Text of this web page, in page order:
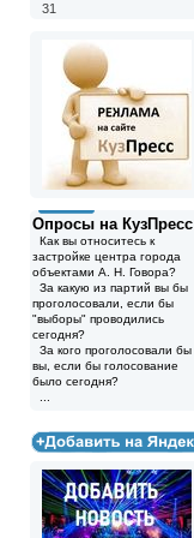
31
Опросы на КузПресс
Как вы относитесь к
застройке центра города
объектами А. Н. Говора?
За какую из партий вы бы
проголосовали, если бы
"выборы" проводились
сегодня?
За кого проголосовали бы
вы, если бы голосование
было сегодня?